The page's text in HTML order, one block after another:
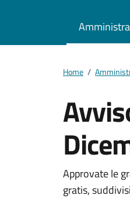
Home /
Approvate le
gratis,